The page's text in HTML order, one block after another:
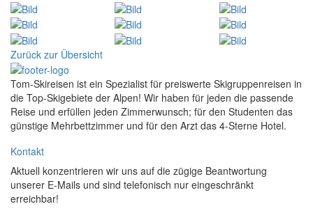
Zurück zur Übersicht
Tom-Skireisen ist ein Spezialist für preiswerte Skigruppenreisen in
die Top-Skigebiete der Alpen! Wir haben für jeden die passende
Reise und erfüllen jeden Zimmerwunsch; für den Studenten das
günstige Mehrbettzimmer und für den Arzt das 4-Sterne Hotel.
Kontakt
Aktuell konzentrieren wir uns auf die zügige Beantwortung
unserer E-Mails und sind telefonisch nur eingeschränkt
erreichbar!